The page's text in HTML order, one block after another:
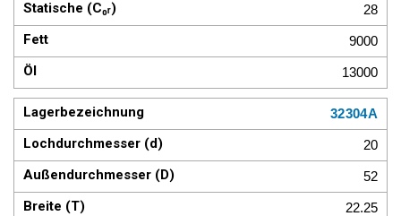
28
9000
13000
32304A
20
52
22.25